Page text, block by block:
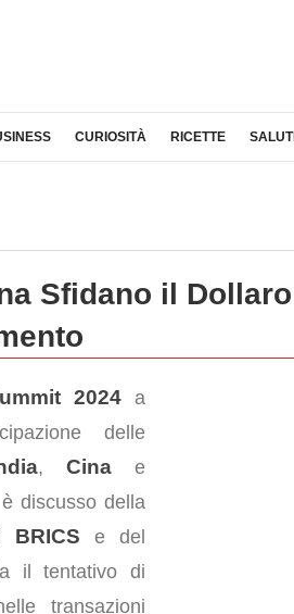
CURIOSITÀ RICETTE
Sfidano il
2024 a
delle
, Cinae
discusso della
BRICS e del
il tentativo di
transazioni